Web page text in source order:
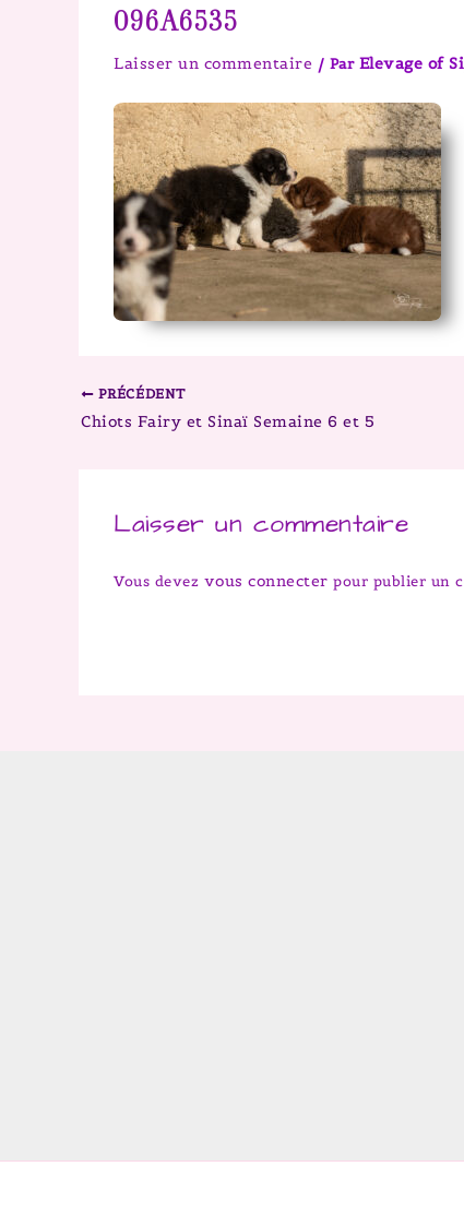
096A6535
Laisser un commentaire / Par Elevage of
PRÉCÉDENT
Chiots Fairy et Sinaï Semaine 6 et 5
Laisser un commentaire
Vous devez vous connecter pour publier un